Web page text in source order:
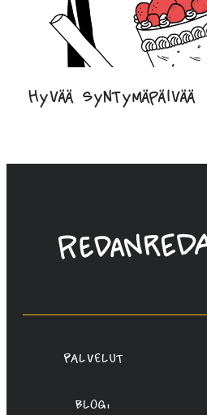
Hyvää syntymäpäivää
Linda
Saukko-
Oy
Palvelut
Blogi